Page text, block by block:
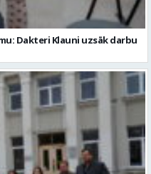
Dakteri Klauni uzsāk darbu